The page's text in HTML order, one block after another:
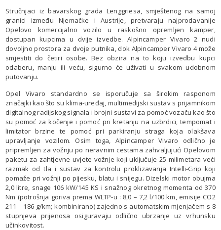
Stručnjaci iz bavarskog grada Lenggriesa, smještenog na samoj
granici između Njemačke i Austrije, pretvaraju najprodavanije
Opelovo komercijalno vozilo u raskošno opremljen kamper,
dostupan kupcima u dvije izvedbe. Alpincamper Vivaro 2 nudi
dovoljno prostora za dvoje putnika, dok Alpincamper Vivaro 4 može
smjestiti do četiri osobe. Bez obzira na to koju izvedbu kupci
odaberu, manju ili veću, sigurno će uživati u svakom udobnom
putovanju.
Opel Vivaro standardno se isporučuje sa širokim rasponom
značajki kao što su klima-uređaj, multimedijski sustav s prijamnikom
digitalnog radijskog signala i brojni sustavi za pomoć vozaču kao što
su pomoć za kočenje i pomoć pri kretanju na uzbrdici, tempomat i
limitator brzine te pomoć pri parkiranju straga koja olakšava
upravljanje vozilom. Osim toga, Alpincamper Vivaro odlično je
pripremljen za vožnju po neravnim cestama zahvaljujući Opelovom
paketu za zahtjevne uvjete vožnje koji uključuje 25 milimetara veći
razmak od tla i sustav za kontrolu proklizavanja Intelli-Grip koji
pomaže pri vožnji po pijesku, blatu i snijegu. Dizelski motor obujma
2,0 litre, snage 106 kW/145 KS i snažnog okretnog momenta od 370
Nm (potrošnja goriva prema WLTP-u : 8,0 – 7,2 l/100 km, emisije CO2
211 – 186 g/km; kombinirano) zajedno s automatskim mjenjačem s 8
stupnjeva prijenosa osiguravaju odlično ubrzanje uz vrhunsku
učinkovitost.